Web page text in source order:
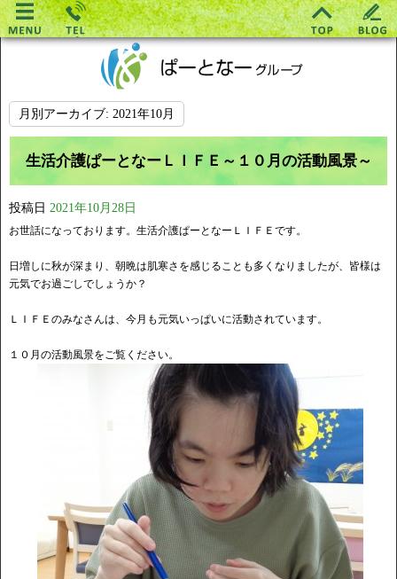
月別アーカイブ: 2021年10月
生活介護ぱーとなーＬＩＦＥ～１０月の活動風景～
投稿日 2021年10月28日
お世話になっております。生活介護ぱーとなーＬＩＦＥです。
日増しに秋が深まり、朝晩は肌寒さを感じることも多くなりましたが、皆様は
元気でお過ごしでしょうか？
ＬＩＦＥのみなさんは、今月も元気いっぱいに活動されています。
１０月の活動風景をご覧ください。